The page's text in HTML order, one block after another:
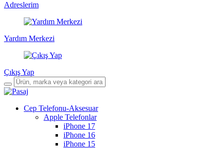
Adreslerim
Yardım Merkezi
Çıkış Yap
Cep Telefonu-Aksesuar
Apple Telefonlar
iPhone 17
iPhone 16
iPhone 15